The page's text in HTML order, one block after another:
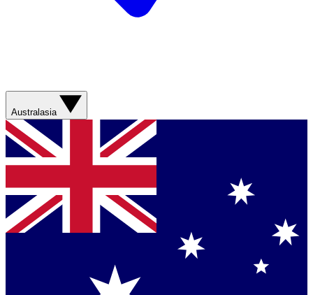
Australasia